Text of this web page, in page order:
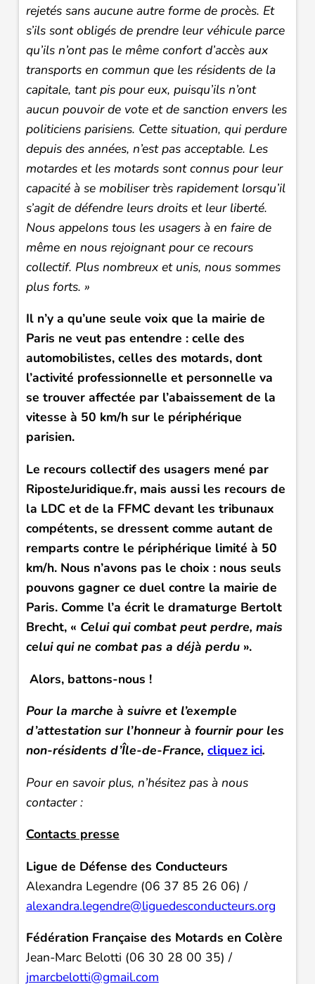
rejetés sans aucune autre forme de procès. Et
s’ils sont obligés de prendre leur véhicule parce
qu’ils n’ont pas le même confort d’accès aux
transports en commun que les résidents de la
capitale, tant pis pour eux, puisqu’ils n’ont
aucun pouvoir de vote et de sanction envers les
politiciens parisiens. Cette situation, qui perdure
depuis des années, n’est pas acceptable. Les
motardes et les motards sont connus pour leur
capacité à se mobiliser très rapidement lorsqu’il
s’agit de défendre leurs droits et leur liberté.
Nous appelons tous les usagers à en faire de
même en nous rejoignant pour ce recours
collectif. Plus nombreux et unis, nous sommes
plus forts. »
Il n’y a qu’une seule voix que la mairie de
Paris ne veut pas entendre : celle des
automobilistes, celles des motards, dont
l’activité professionnelle et personnelle va
se trouver affectée par l’abaissement de la
vitesse à 50 km/h sur le périphérique
parisien.
Le recours collectif des usagers mené par
RiposteJuridique.fr, mais aussi les recours de
la LDC et de la FFMC devant les tribunaux
compétents, se dressent comme autant de
remparts contre le périphérique limité à 50
km/h. Nous n’avons pas le choix : nous seuls
pouvons gagner ce duel contre la mairie de
Paris. Comme l’a écrit le dramaturge Bertolt
Brecht, « Celui qui combat peut perdre, mais
celui qui ne combat pas a déjà perdu».
Alors, battons-nous !
Pour la marche à suivre et l’exemple
d’attestation sur l’honneur à fournir pour les
non-résidents d’Île-de-France, cliquez ici.
Pour en savoir plus, n’hésitez pas à nous
contacter :
Contacts presse
Ligue de Défense des Conducteurs
Alexandra Legendre (06 37 85 26 06) /
alexandra.legendre@liguedesconducteurs.org
Fédération Française des Motards en Colère
Jean-Marc Belotti (06 30 28 00 35) /
jmarcbelotti@gmail.com